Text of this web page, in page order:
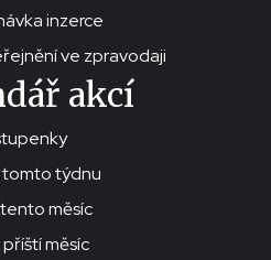
inzerce
ve zpravodaji
akcí
tomto týdnu
měsíc
měsíc